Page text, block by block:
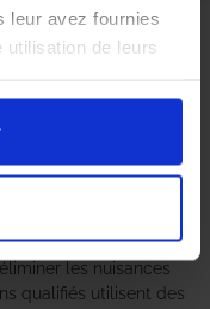
leur avez fournies
de leurs
à tout
rapidement devenir
entreprises. Les
efficace et durable.
nous mettons
les nuisances
qualifiés utilisent des